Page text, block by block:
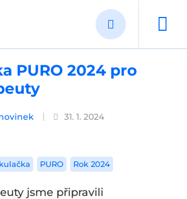
PURO 2024 pro
31. 1. 2024
PURO Rok 2024
jsme připravili